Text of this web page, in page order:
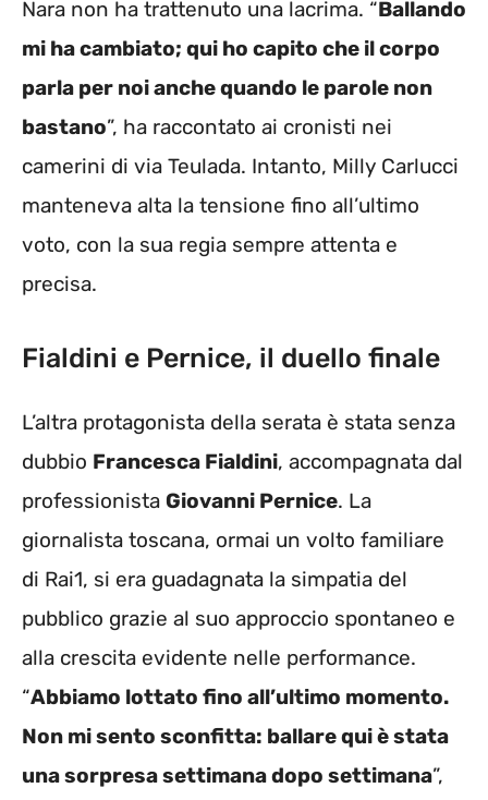
Nara non ha trattenuto una lacrima. “Ballando
mi ha cambiato; qui ho capito che il corpo
parla per noi anche quando le parole non
bastano”, ha raccontato ai cronisti nei
camerini di via Teulada. Intanto, Milly Carlucci
manteneva alta la tensione fino all’ultimo
voto, con la sua regia sempre attenta e
precisa.
Fialdini e Pernice, il duello finale
L’altra protagonista della serata è stata senza
dubbio Francesca Fialdini, accompagnata dal
professionista Giovanni Pernice. La
giornalista toscana, ormai un volto familiare
di Rai1, si era guadagnata la simpatia del
pubblico grazie al suo approccio spontaneo e
alla crescita evidente nelle performance.
“Abbiamo lottato fino all’ultimo momento.
Non mi sento sconfitta: ballare qui è stata
una sorpresa settimana dopo settimana”,